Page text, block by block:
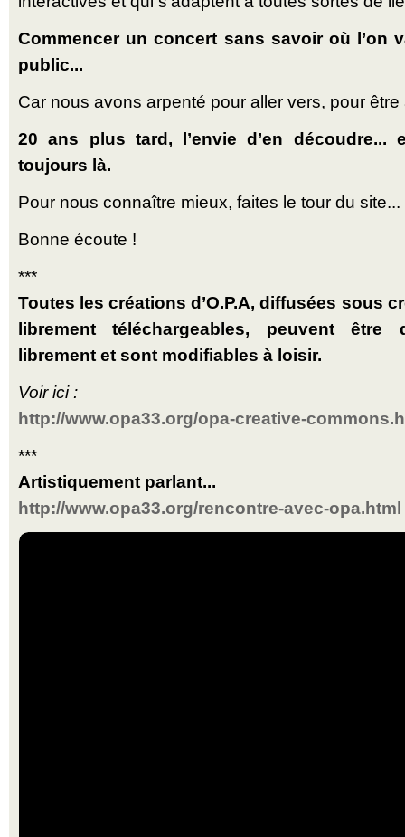
Commencer un concert sans savoir où l’on
public...
Car nous avons arpenté pour aller vers, pour
20 ans plus tard, l’envie d’en découdre...
toujours là.
Pour nous connaître mieux, faites le tour du site...
Bonne écoute !
***
Toutes les créations d’O.P.A, diffusées sous
librement téléchargeables, peuvent
librement et sont modifiables à loisir.
Voir ici :
http://www.opa33.org/opa-creative-
***
Artistiquement parlant...
http://www.opa33.org/rencontre-avec-opa.html